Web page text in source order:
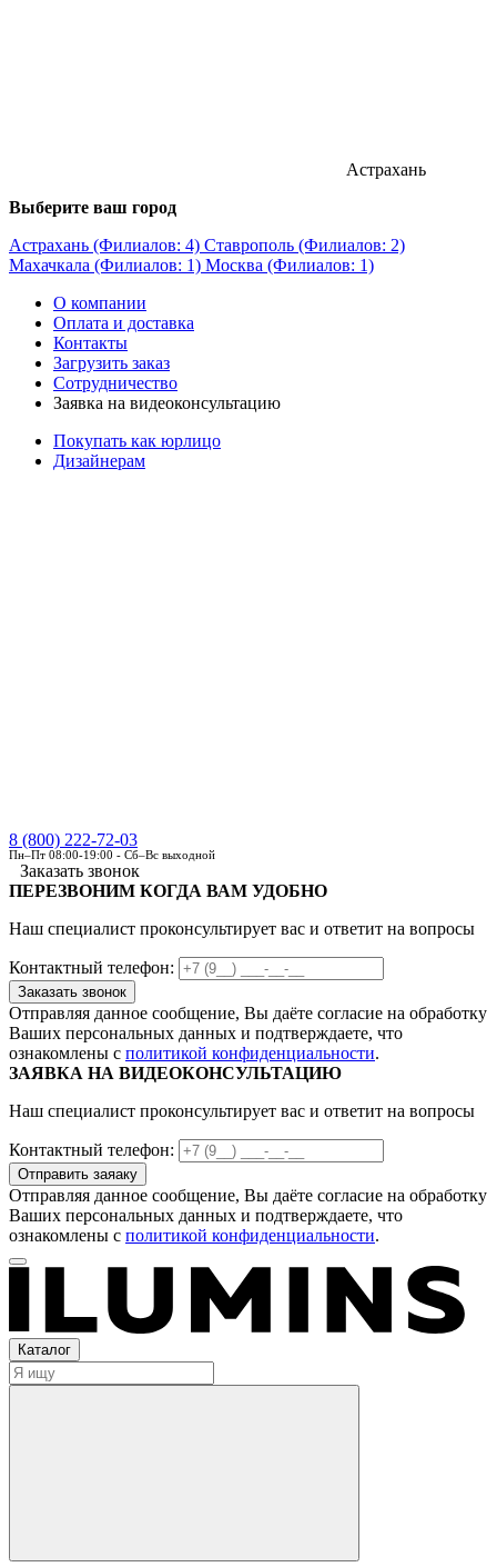
Астрахань
Выберите ваш город
Астрахань (Филиалов: 4) Ставрополь (Филиалов: 2)
Махачкала (Филиалов: 1) Москва (Филиалов: 1)
О компании
Оплата и доставка
Контакты
Загрузить заказ
Сотрудничество
Заявка на видеоконсультацию
Покупать как юрлицо
Дизайнерам
8 (800) 222-72-03
Пн–Пт 08:00-19:00 - Сб–Вс выходной
Заказать звонок
ПЕРЕЗВОНИМ КОГДА ВАМ УДОБНО
Наш специалист проконсультирует вас и ответит на вопросы
Контактный телефон:
Отправляя данное сообщение, Вы даёте согласие на обработку
Ваших персональных данных и подтверждаете, что
ознакомлены с политикой конфиденциальности.
ЗАЯВКА НА ВИДЕОКОНСУЛЬТАЦИЮ
Наш специалист проконсультирует вас и ответит на вопросы
Контактный телефон:
Отправляя данное сообщение, Вы даёте согласие на обработку
Ваших персональных данных и подтверждаете, что
ознакомлены с политикой конфиденциальности.
Каталог